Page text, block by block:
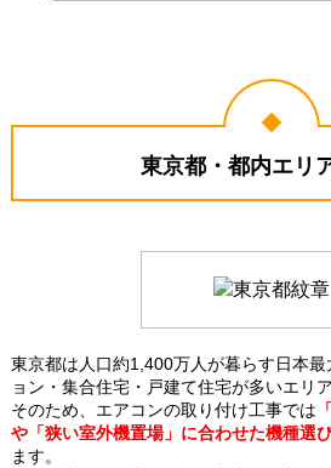
東京都・都内エリ
東京都は人口約1,400万人が暮らす日本
ョン・集合住宅・戸建て住宅が多いエリア
そのため、エアコンの取り付け工事では
や「狭い室外機置場」に合わせた機種選
ます。